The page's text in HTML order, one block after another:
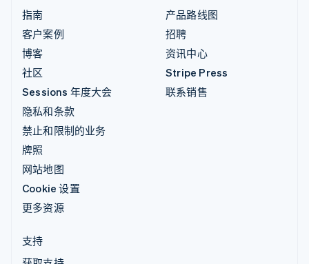
指南
客户案例
博客
社区
Sessions 年度大会
隐私和条款
禁止和限制的业务
牌照
网站地图
Cookie 设置
更多资源
产品路线图
招聘
资讯中心
Stripe Press
联系销售
支持